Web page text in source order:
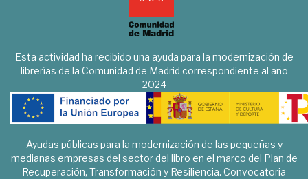
Esta actividad ha recibido una ayuda para la modernización de
librerías de la Comunidad de Madrid correspondiente al año
2024
Ayudas públicas para la modernización de las pequeñas y
medianas empresas del sector del libro en el marco del Plan de
Recuperación, Transformación y Resiliencia. Convocatoria